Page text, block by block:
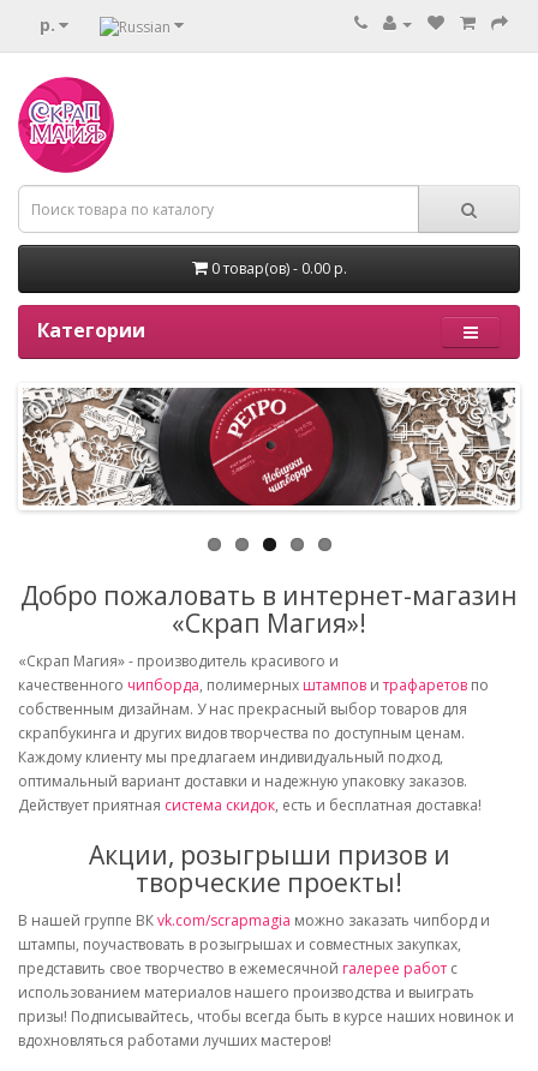
р.
0 товар(ов) - 0.00 р.
Категории
Добро пожаловать в интернет-магазин
«Скрап Магия»!
«Скрап Магия» - производитель красивого и
качественного чипборда, полимерных штампов итрафаретов по
собственным дизайнам. У нас прекрасный выбор товаров для
скрапбукинга и других видов творчества по доступным ценам.
Каждому клиенту мы предлагаем индивидуальный подход,
оптимальный вариант доставки и надежную упаковку заказов.
Действует приятная система скидок, есть и бесплатная доставка!
Акции, розыгрыши призов и
творческие проекты!
В нашей группе ВКvk.com/scrapmagia можно заказать чипборд и
штампы, поучаствовать в розыгрышах и совместных закупках,
представить свое творчество в ежемесячной галерее работ с
использованием материалов нашего производства и выиграть
призы! Подписывайтесь, чтобы всегда быть в курсе наших новинок и
вдохновляться работами лучших мастеров!